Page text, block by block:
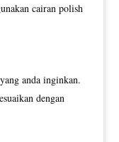
cairan polish
anda inginkan.
dengan